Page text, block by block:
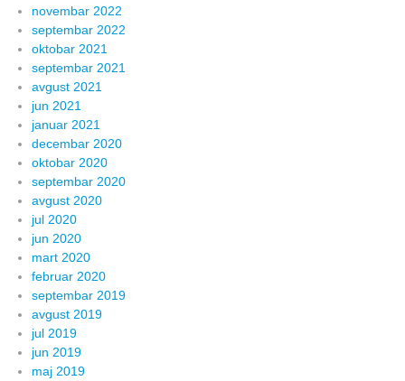
novembar 2022
septembar 2022
oktobar 2021
septembar 2021
avgust 2021
jun 2021
januar 2021
decembar 2020
oktobar 2020
septembar 2020
avgust 2020
jul 2020
jun 2020
mart 2020
februar 2020
septembar 2019
avgust 2019
jul 2019
jun 2019
maj 2019